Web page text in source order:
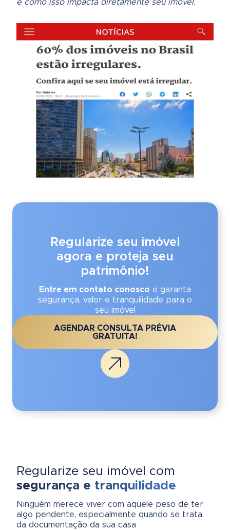
e como isso impacta diretamente seu imóvel.
Regularize seu imóvel
agora e proteja seu
patrimônio!
Entre em contato conosco e garanta
segurança, valor e tranquilidade para o
seu imóvel
AGENDAR CONSULTA PRÉVIA
GRATUITA!
Regularize seu imóvel com
segurança e tranquilidade
Ninguém merece viver com aquele peso de ter
algo pendente, especialmente quando se trata
da documentação da sua casa